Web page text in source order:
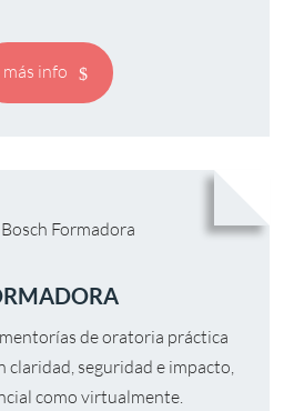
más info
de oratoria práctica
claridad, seguridad e impacto,
como virtualmente.